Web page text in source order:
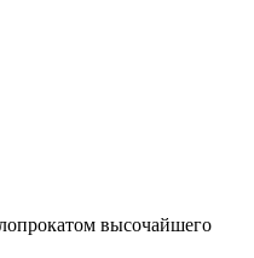
высочайшего